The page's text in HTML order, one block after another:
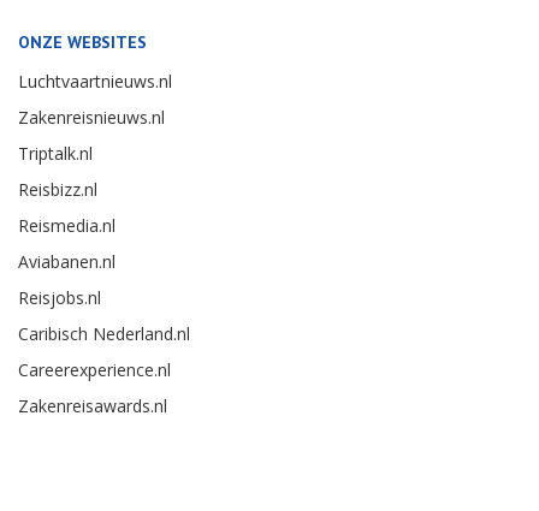
ONZE WEBSITES
Luchtvaartnieuws.nl
Zakenreisnieuws.nl
Triptalk.nl
Reisbizz.nl
Reismedia.nl
Aviabanen.nl
Reisjobs.nl
Caribisch Nederland.nl
Careerexperience.nl
Zakenreisawards.nl